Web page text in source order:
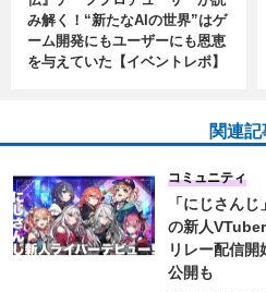
み解く！“新たなAIの世界”はゲ
ーム開発にもユーザーにも恩恵
を与えていた【イベントレポ】
関連記
「にじさん
の新人
リレー配信
公開も
コミュニティ